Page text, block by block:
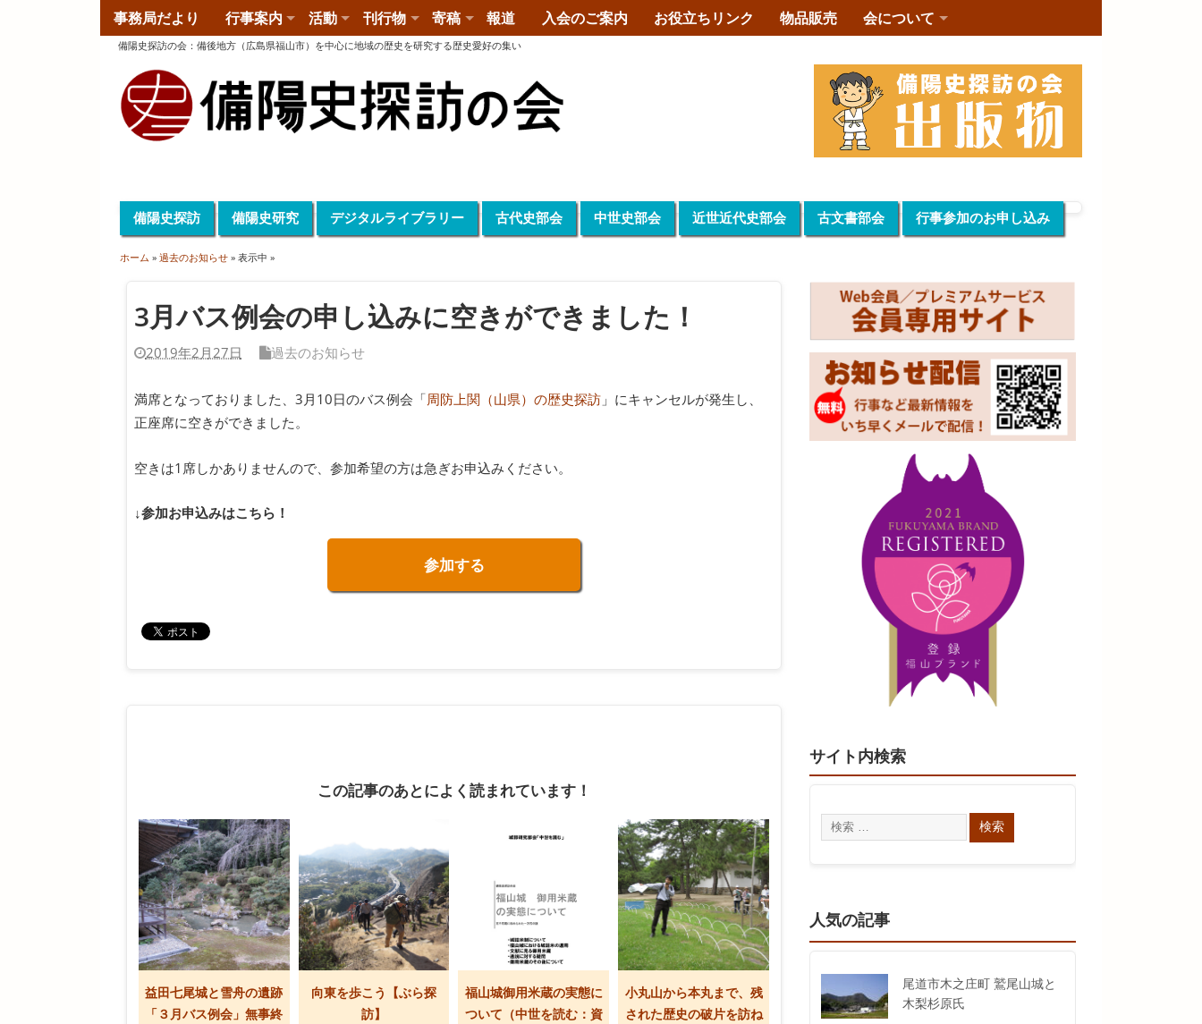
事務局だより 行事案内 活動 刊行物 寄稿 報道 入会のご案内 お役立ちリンク 物品販売 会について
備陽史探訪の会 ： 備後地方（広島県福山市）を中心に地域の歴史を研究する歴史愛好の集い
備陽史探訪 備陽史研究 デジタルライブラリー 古代史部会 中世史部会 近世近代史部会 古文書部会 行事参加のお申し込み
ホーム »過去のお知らせ » 表示中 »
3月バス例会の申し込みに空きができました！
2019年2月27日 過去のお知らせ
満席となっておりました、3月10日のバス例会「周防上関（山県）の歴史探訪」にキャンセルが発生し、
正座席に空きができました。
空きは1席しかありませんので、参加希望の方は急ぎお申込みください。
↓参加お申込みはこちら！
参加する
この記事のあとによく読まれています！
益田七尾城と雪舟の遺跡
「３月バス例会」無事終
向東を歩こう【ぶら探
訪】
福山城御用米蔵の実態に
ついて（中世を読む：資
小丸山から本丸まで、残
された歴史の破片を訪ね
サイト内検索
人気の記事
尾道市木之庄町 鷲尾山城と
木梨杉原氏